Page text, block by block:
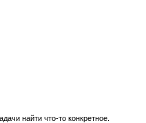
найти что-то конкретное.